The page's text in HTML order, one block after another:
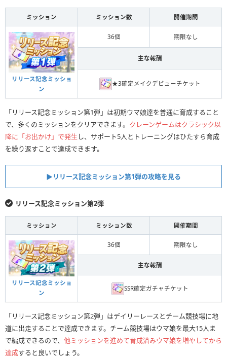
ミッション ミッション数 開催期間
リリース記念ミッショ
ン
36個 期限なし
主な報酬
★3確定メイクデビューチケット
「リリース記念ミッション第1弾」は初期ウマ娘達を普通に育成すること
で、多くのミッションをクリアできます。 クレーンゲームはクラシック以
降に「お出かけ」で発生 し、サポート5人とトレーニングはひたすら育成
を繰り返すことで達成できます。
▶︎リリース記念ミッション第1弾の攻略を見る
リリース記念ミッション第2弾
ミッション ミッション数 開催期間
リリース記念ミッショ
ン
36個 期限なし
主な報酬
SSR確定ガチャチケット
「リリース記念ミッション第2弾」はデイリーレースとチーム競技場に地
道に出走することで達成できます。チーム競技場はウマ娘を最大15人ま
で編成できるので、 他ミッションを進めて育成済みウマ娘を増やしてから
達成すると良いでしょう。